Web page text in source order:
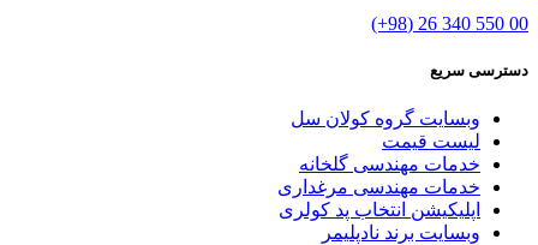
00 550 340 26 (98+)
دسترسی سریع
وبسایت گروه کولان سل
لیست قیمت
خدمات مهندسی گلخانه
خدمات مهندسی مرغداری
اپلیکیشن انتخاب پد کولری
وبسایت برند نادپلیمر